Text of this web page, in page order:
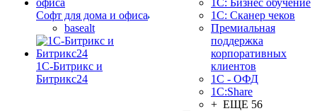
Софт для дома и офиса
basealt
1С-Битрикс и
Битрикс24
1С: Бизнес обучение
1С: Сканер чеков
Премиальная
поддержка
корпоративных
клиентов
1С - ОФД
1С:Share
+ ЕЩЕ 56